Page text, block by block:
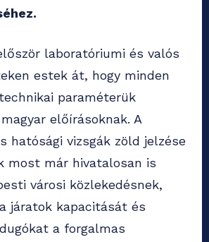
laboratóriumi és valós
estek át, hogy minden
paraméterük
előírásoknak. A
hatósági vizsgák zöld jelzése
most már hivatalosan is
városi közlekedésnek,
járatok kapacitását és
a forgalmas